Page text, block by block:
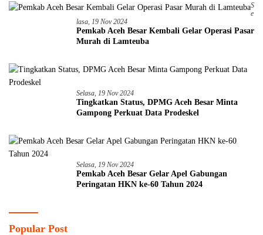
S
E
Lasa, 19 Nov 2024
Pemkab Aceh Besar Kembali Gelar Operasi Pasar
Murah di Lamteuba
Selasa, 19 Nov 2024
Tingkatkan Status, DPMG Aceh Besar Minta
Gampong Perkuat Data Prodeskel
Selasa, 19 Nov 2024
Pemkab Aceh Besar Gelar Apel Gabungan
Peringatan HKN ke-60 Tahun 2024
Popular Post